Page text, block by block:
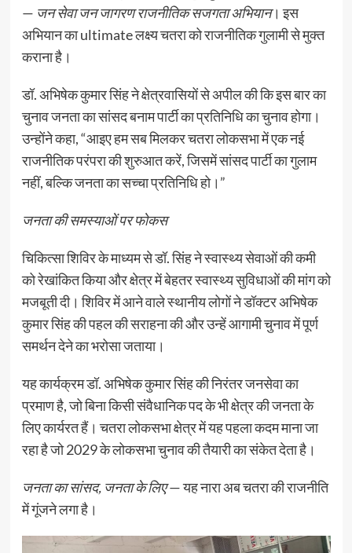
— जन सेवा जन जागरण राजनीतिक सजगता अभियान। इस
अभियान का ultimate लक्ष्य चतरा को राजनीतिक गुलामी से मुक्त
कराना है।
डॉ. अभिषेक कुमार सिंह ने क्षेत्रवासियों से अपील की कि इस बार का
चुनाव जनता का सांसद बनाम पार्टी का प्रतिनिधि का चुनाव होगा।
उन्होंने कहा, “आइए हम सब मिलकर चतरा लोकसभा में एक नई
राजनीतिक परंपरा की शुरुआत करें, जिसमें सांसद पार्टी का गुलाम
नहीं, बल्कि जनता का सच्चा प्रतिनिधि हो।”
जनता की समस्याओं पर फोकस
चिकित्सा शिविर के माध्यम से डॉ. सिंह ने स्वास्थ्य सेवाओं की कमी
को रेखांकित किया और क्षेत्र में बेहतर स्वास्थ्य सुविधाओं की मांग को
मजबूती दी। शिविर में आने वाले स्थानीय लोगों ने डॉक्टर अभिषेक
कुमार सिंह की पहल की सराहना की और उन्हें आगामी चुनाव में पूर्ण
समर्थन देने का भरोसा जताया।
यह कार्यक्रम डॉ. अभिषेक कुमार सिंह की निरंतर जनसेवा का
प्रमाण है, जो बिना किसी संवैधानिक पद के भी क्षेत्र की जनता के
लिए कार्यरत हैं। चतरा लोकसभा क्षेत्र में यह पहला कदम माना जा
रहा है जो 2029 के लोकसभा चुनाव की तैयारी का संकेत देता है।
जनता का सांसद, जनता के लिए— यह नारा अब चतरा की राजनीति
में गूंजने लगा है।